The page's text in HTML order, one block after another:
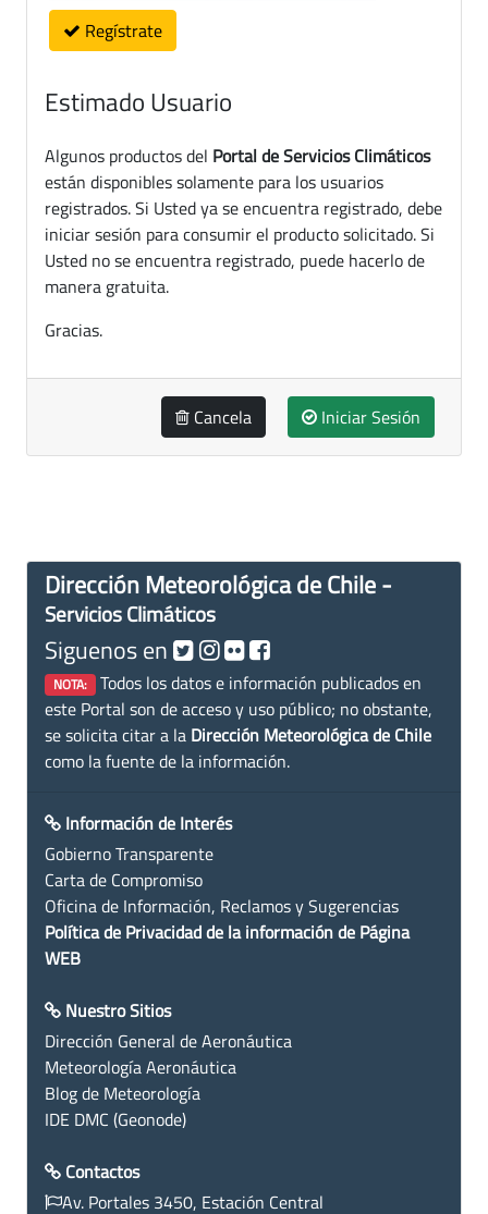
Regístrate
Estimado Usuario
Algunos productos del Portal de Servicios Climáticos
están disponibles solamente para los usuarios
registrados. Si Usted ya se encuentra registrado, debe
iniciar sesión para consumir el producto solicitado. Si
Usted no se encuentra registrado, puede hacerlo de
manera gratuita.
Gracias.
Cancela Iniciar Sesión
Dirección Meteorológica de Chile -
Servicios Climáticos
Siguenos en
NOTA: Todos los datos e información publicados en
este Portal son de acceso y uso público; no obstante,
se solicita citar a la Dirección Meteorológica de Chile
como la fuente de la información.
Información de Interés
Gobierno Transparente
Carta de Compromiso
Oficina de Información, Reclamos y Sugerencias
Política de Privacidad de la información de Página
WEB
Nuestro Sitios
Dirección General de Aeronáutica
Meteorología Aeronáutica
Blog de Meteorología
IDE DMC (Geonode)
Contactos
Av. Portales 3450, Estación Central